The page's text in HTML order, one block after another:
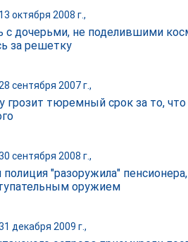
13 октября 2008 г.,
дочерьми, не поделившими
за решетку
28 сентября 2007 г.,
грозит тюремный срок за то,
сентября 2008 г.,
полиция "разоружила"
оружием
декабря 2009 г.,